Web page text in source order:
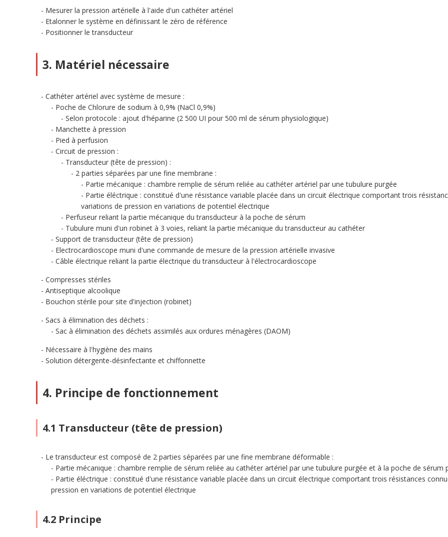
Mesurer la pression artérielle à l'aide d'un cathéter artériel
Etalonner le système en définissant le zéro de référence
Positionner le transducteur
3. Matériel nécessaire
Cathéter artériel avec système de mesure :
Poche de Chlorure de sodium à 0,9% (NaCl 0,9%)
Selon protocole : ajout d'héparine (2 500 UI pour 500 ml de sérum physiologique)
Manchette à pression
Pied à perfusion
Circuit de pression :
Transducteur (tête de pression) :
2 parties séparées par une fine membrane :
Partie mécanique : chambre remplie de sérum reliée au cathéter artériel par une tubulure purgée
Partie éléctrique : constitué d'une résistance variable placée dans un circuit électrique comportant trois
variations de pression en variations de potentiel électrique
Perfuseur reliant la partie mécanique du transducteur à la poche de sérum
Tubulure muni d'un robinet à 3 voies, reliant la partie mécanique du transducteur au cathéter
Support de transducteur (tête de pression)
Electrocardioscope muni d'une commande de mesure de la pression artérielle invasive
Câble électrique reliant la partie électrique du transducteur à l'électrocardioscope
Compresses stériles
Antiseptique alcoolique
Bouchon stérile pour site d'injection (robinet)
Sacs à élimination des déchets :
Sac à élimination des déchets assimilés aux ordures ménagères (DAOM)
Nécessaire à l'hygiène des mains
Solution détergente-désinfectante et chiffonnette
4. Principe de fonctionnement
4.1 Transducteur (tête de pression)
Le transducteur est composé de 2 parties séparées par une fine membrane déformable :
Partie mécanique : chambre remplie de sérum reliée au cathéter artériel par une tubulure purgée et à la poche de sérum
Partie éléctrique : constitué d'une résistance variable placée dans un circuit électrique comportant trois résistances
pression en variations de potentiel électrique
4.2 Principe